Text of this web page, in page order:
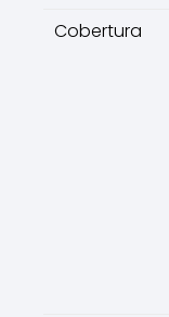
Cobertura